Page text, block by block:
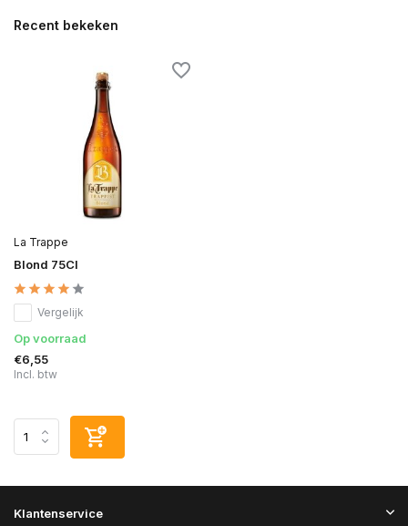
Recent bekeken
La Trappe
Blond 75Cl
Vergelijk
Op voorraad
€6,55
Incl. btw
Klantenservice